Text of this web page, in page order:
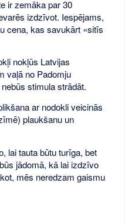
ir zemāka par 30
izdzīvot. Iespējams,
cena, kas savukārt «sitīs
nokļūs Latvijas
vaļā no Padomju
stimula strādāt.
ar nodokli veicinās
plaukšanu un
lai tauta būtu turīga, bet
jādomā, kā lai izdzīvo
mēs neredzam gaismu